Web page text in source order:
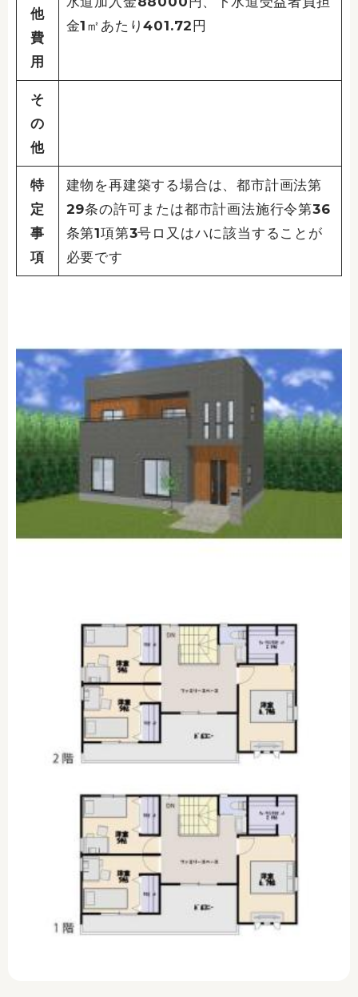
他
費
用
金1㎡あたり401.72円
そ
の
他
特
定
事
項
建物を再建築する場合は、都市計画法第
29条の許可または都市計画法施行令第36
条第1項第3号ロ又はハに該当することが
必要です